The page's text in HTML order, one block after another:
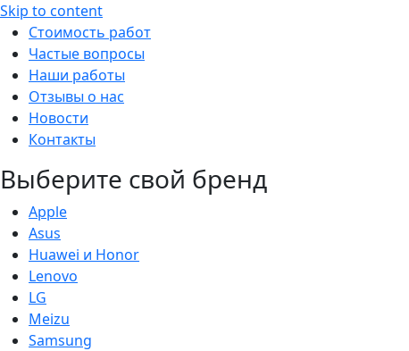
Skip to content
Стоимость работ
Частые вопросы
Наши работы
Отзывы о нас
Новости
Контакты
Выберите свой бренд
Apple
Asus
Huawei и Honor
Lenovo
LG
Meizu
Samsung